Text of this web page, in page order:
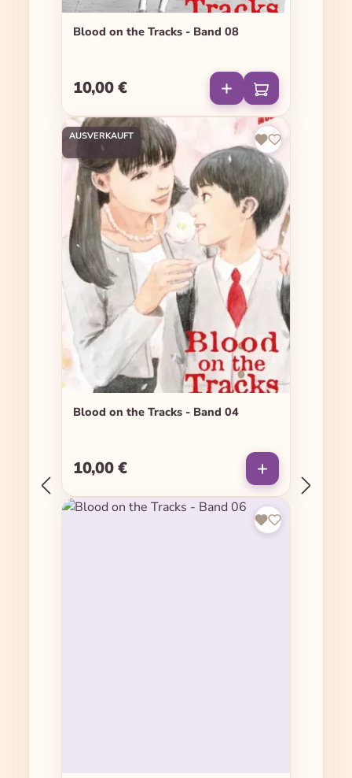
Blood on the Tracks - Band 08
Regulärer Preis:
10,00 €
AUSVERKAUFT
Blood on the Tracks - Band 04
Regulärer Preis:
10,00 €